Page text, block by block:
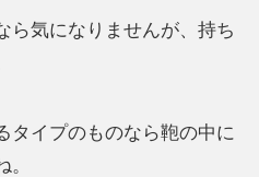
ら気になりませんが、持ち
タイプのものなら鞄の中に